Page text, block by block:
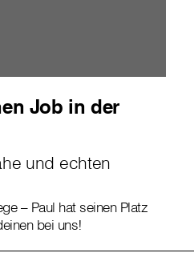
Job in der
und echten
– Paul hat seinen Platz
bei uns!